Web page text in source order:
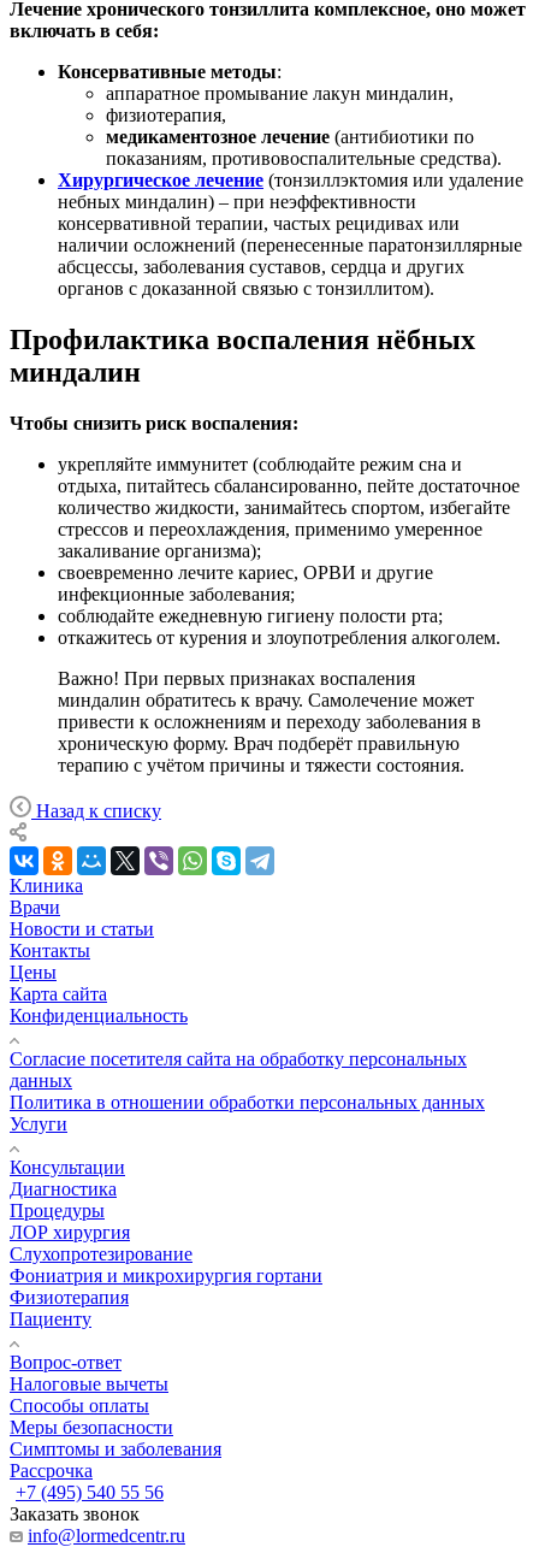
Лечение хронического тонзиллита комплексное, оно может
включать в себя:
Консервативные методы:
аппаратное промывание лакун миндалин,
физиотерапия,
медикаментозное лечение (антибиотики по
показаниям, противовоспалительные средства).
Хирургическое лечение (тонзиллэктомия или удаление
небных миндалин) – при неэффективности
консервативной терапии, частых рецидивах или
наличии осложнений (перенесенные паратонзиллярные
абсцессы, заболевания суставов, сердца и других
органов с доказанной связью с тонзиллитом).
Профилактика воспаления нёбных
миндалин
Чтобы снизить риск воспаления:
укрепляйте иммунитет (соблюдайте режим сна и
отдыха, питайтесь сбалансированно, пейте достаточное
количество жидкости, занимайтесь спортом, избегайте
стрессов и переохлаждения, применимо умеренное
закаливание организма);
своевременно лечите кариес, ОРВИ и другие
инфекционные заболевания;
соблюдайте ежедневную гигиену полости рта;
откажитесь от курения и злоупотребления алкоголем.
Важно! При первых признаках воспаления
миндалин обратитесь к врачу. Самолечение может
привести к осложнениям и переходу заболевания в
хроническую форму. Врач подберёт правильную
терапию с учётом причины и тяжести состояния.
Назад к списку
Клиника
Врачи
Новости и статьи
Контакты
Цены
Карта сайта
Конфиденциальность
Согласие посетителя сайта на обработку персональных
данных
Политика в отношении обработки персональных данных
Услуги
Консультации
Диагностика
Процедуры
ЛОР хирургия
Слухопротезирование
Фониатрия и микрохирургия гортани
Физиотерапия
Пациенту
Вопрос-ответ
Налоговые вычеты
Способы оплаты
Меры безопасности
Симптомы и заболевания
Рассрочка
+7 (495) 540 55 56
Заказать звонок
info@lormedcentr.ru